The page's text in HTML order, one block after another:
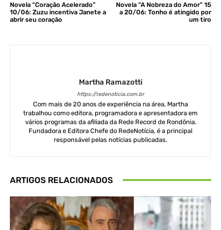
Novela “Coração Acelerado”
10/06: Zuzu incentiva Janete a
abrir seu coração
Novela “A Nobreza do Amor” 15
a 20/06: Tonho é atingido por
um tiro
Martha Ramazotti
https://redenoticia.com.br
Com mais de 20 anos de experiência na área, Martha
trabalhou como editora, programadora e apresentadora em
vários programas da afiliada da Rede Record de Rondônia.
Fundadora e Editora Chefe do RedeNotícia, é a principal
responsável pelas notícias publicadas.
ARTIGOS RELACIONADOS